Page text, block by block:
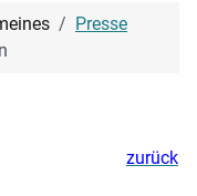
Presse
zurück